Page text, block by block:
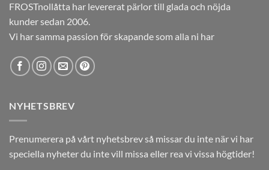
FROSTnollåtta har levererat pärlor till glada och nöjda
kunder sedan 2006.
Vi har samma passion för skapande som alla ni har
NYHETSBREV
Prenumerera på vårt nyhetsbrev så missar du inte när vi har
speciella nyheter du inte vill missa eller rea vi vissa högtider!